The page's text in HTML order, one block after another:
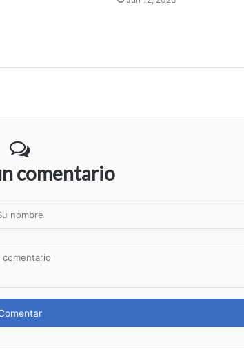
comentario